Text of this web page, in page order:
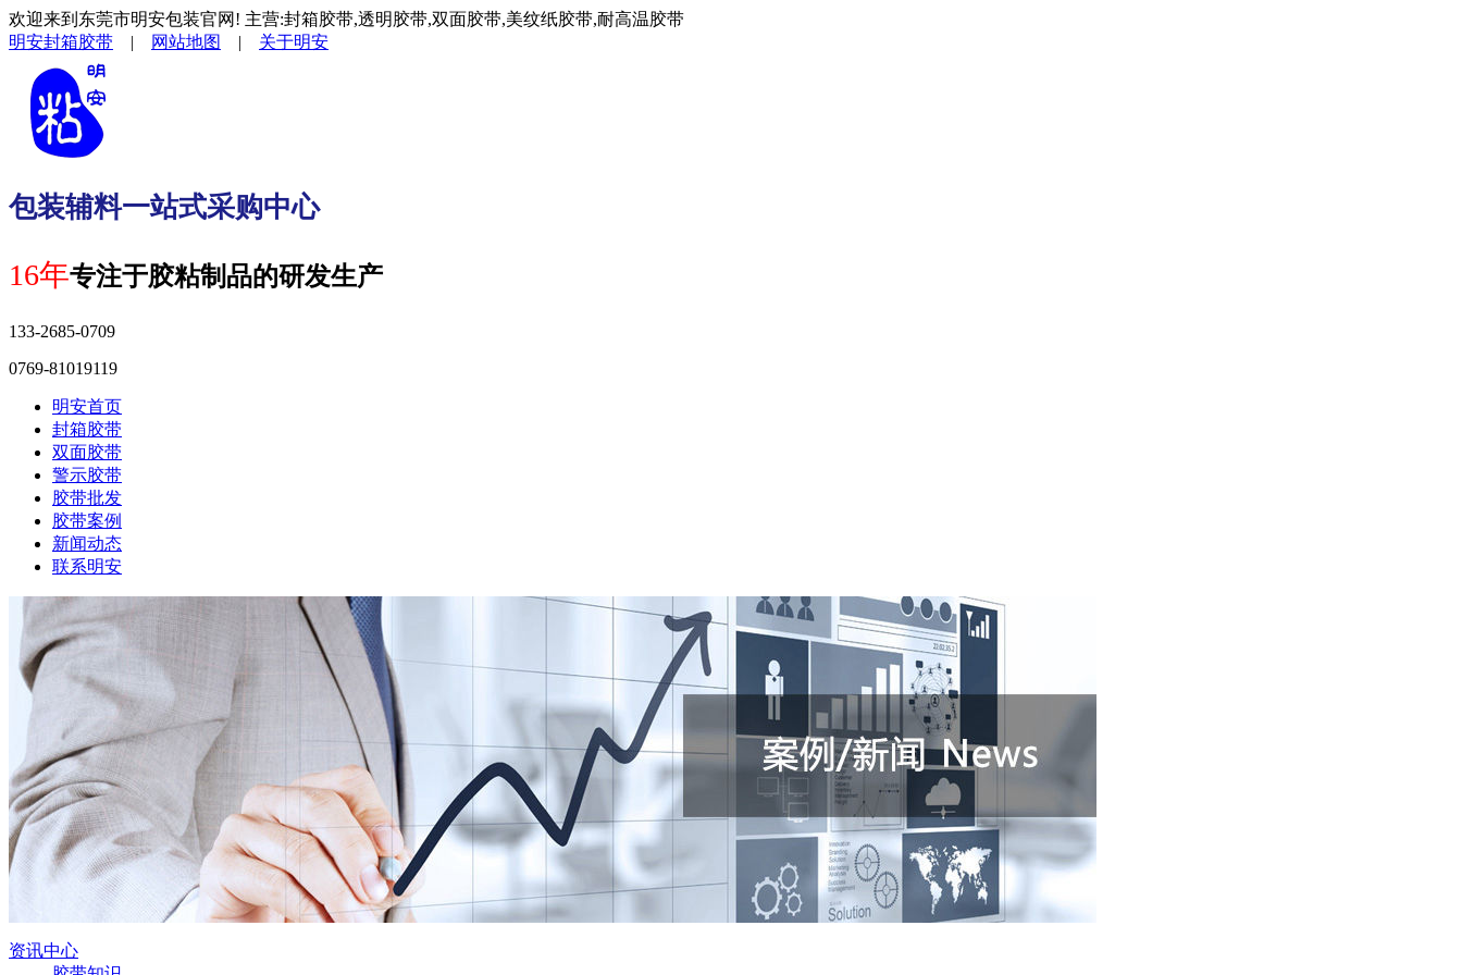
欢迎来到东莞市明安包装官网! 主营:封箱胶带,透明胶带,双面胶带,美纹纸胶带,耐高温胶带
明安封箱胶带 | 网站地图 | 关于明安
包装辅料一站式采购中心
16年专注于胶粘制品的研发生产
133-2685-0709
0769-81019119
明安首页
封箱胶带
双面胶带
警示胶带
胶带批发
胶带案例
新闻动态
联系明安
资讯中心